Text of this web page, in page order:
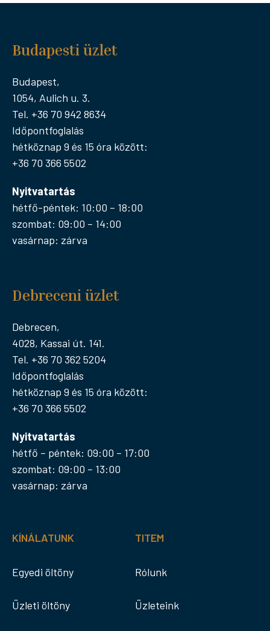
Budapesti üzlet
Budapest,
1054, Aulich u. 3.
Tel. +36 70 942 8634
Időpontfoglalás
hétköznap 9 és 15 óra között:
+36 70 366 5502
Nyitvatartás
hétfő-péntek: 10:00 – 18:00
szombat: 09:00 – 14:00
vasárnap: zárva
Debreceni üzlet
Debrecen,
4028, Kassai út. 141.
Tel. +36 70 362 5204
Időpontfoglalás
hétköznap 9 és 15 óra között:
+36 70 366 5502
Nyitvatartás
hétfő – péntek: 09:00 – 17:00
szombat: 09:00 – 13:00
vasárnap: zárva
KÍNÁLATUNK
Egyedi öltöny
Üzleti öltöny
TITEM
Rólunk
Üzleteink